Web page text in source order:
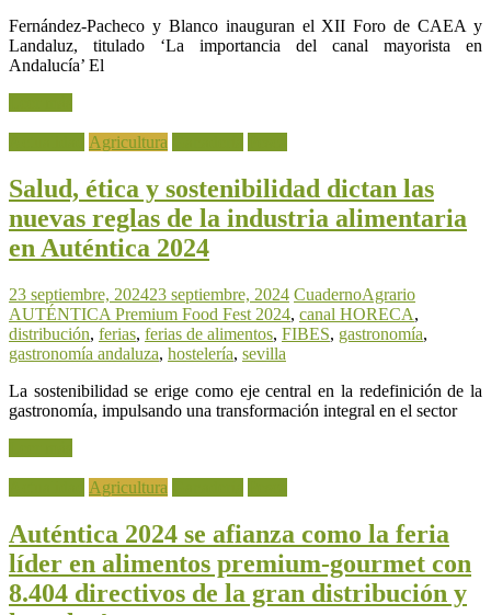
Fernández-Pacheco y Blanco inauguran el XII Foro de CAEA y
Landaluz, titulado ‘La importancia del canal mayorista en
Andalucía’ El
Agricultura
Salud, ética y sostenibilidad dictan las
nuevas reglas de la industria alimentaria
en Auténtica 2024
23 septiembre, 202423 septiembre, 2024 CuadernoAgrario
AUTÉNTICA Premium Food Fest 2024, canal HORECA,
distribución, ferias, ferias de alimentos, FIBES, gastronomía,
gastronomía andaluza, hostelería, sevilla
La sostenibilidad se erige como eje central en la redefinición de la
gastronomía, impulsando una transformación integral en el sector
Agricultura
Auténtica 2024 se afianza como la feria
líder en alimentos premium-gourmet con
8.404 directivos de la gran distribución y